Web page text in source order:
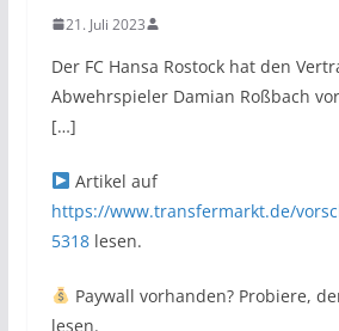
21. Juli 2023
Der FC Hansa Rostock hat den
Abwehrspieler Damian Roßbach
[…]
Artikel auf
https://www.transfermarkt.de/
5318lesen.
Paywall vorhanden? Probiere,
lesen.